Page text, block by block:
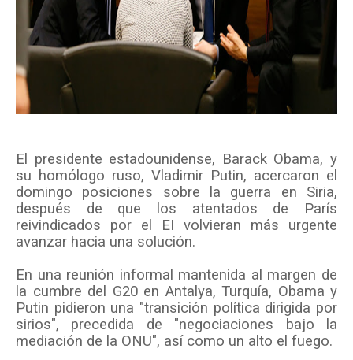
El presidente estadounidense, Barack Obama, y
su homólogo ruso, Vladimir Putin, acercaron el
domingo posiciones sobre la guerra en Siria,
después de que los atentados de París
reivindicados por el EI volvieran más urgente
avanzar hacia una solución.
En una reunión informal mantenida al margen de
la cumbre del G20 en Antalya, Turquía, Obama y
Putin pidieron una "transición política dirigida por
sirios", precedida de "negociaciones bajo la
mediación de la ONU", así como un alto el fuego.